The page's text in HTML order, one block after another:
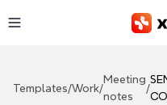
Templates/Work/
Meeting
notes
/